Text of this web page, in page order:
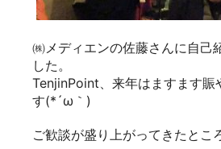
㈱メディエンの佐藤さんに自己
した。
TenjinPoint、来年はますます賑
す(*´ω｀)
ご歓談が盛り上がってきたとこ